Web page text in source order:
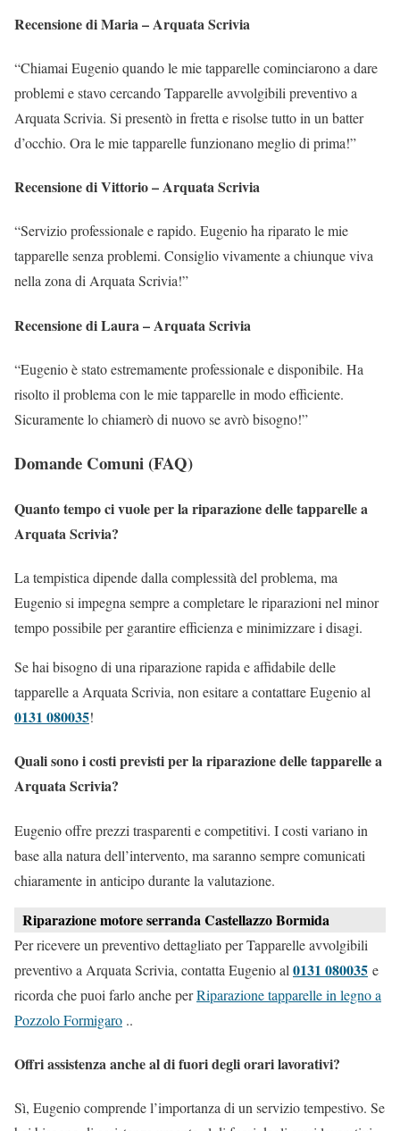
Recensione di Maria – Arquata Scrivia
“Chiamai Eugenio quando le mie tapparelle cominciarono a dare
problemi e stavo cercando Tapparelle avvolgibili preventivo a
Arquata Scrivia. Si presentò in fretta e risolse tutto in un batter
d’occhio. Ora le mie tapparelle funzionano meglio di prima!”
Recensione di Vittorio – Arquata Scrivia
“Servizio professionale e rapido. Eugenio ha riparato le mie
tapparelle senza problemi. Consiglio vivamente a chiunque viva
nella zona di Arquata Scrivia!”
Recensione di Laura – Arquata Scrivia
“Eugenio è stato estremamente professionale e disponibile. Ha
risolto il problema con le mie tapparelle in modo efficiente.
Sicuramente lo chiamerò di nuovo se avrò bisogno!”
Domande Comuni (FAQ)
Quanto tempo ci vuole per la riparazione delle tapparelle a
Arquata Scrivia?
La tempistica dipende dalla complessità del problema, ma
Eugenio si impegna sempre a completare le riparazioni nel minor
tempo possibile per garantire efficienza e minimizzare i disagi.
Se hai bisogno di una riparazione rapida e affidabile delle
tapparelle a Arquata Scrivia, non esitare a contattare Eugenio al
0131 080035!
Quali sono i costi previsti per la riparazione delle tapparelle a
Arquata Scrivia?
Eugenio offre prezzi trasparenti e competitivi. I costi variano in
base alla natura dell’intervento, ma saranno sempre comunicati
chiaramente in anticipo durante la valutazione.
Riparazione motore serranda Castellazzo Bormida
Per ricevere un preventivo dettagliato per Tapparelle avvolgibili
preventivo a Arquata Scrivia, contatta Eugenio al 0131 080035 e
ricorda che puoi farlo anche perRiparazione tapparelle in legno a
Pozzolo Formigaro ..
Offri assistenza anche al di fuori degli orari lavorativi?
Sì, Eugenio comprende l’importanza di un servizio tempestivo. Se